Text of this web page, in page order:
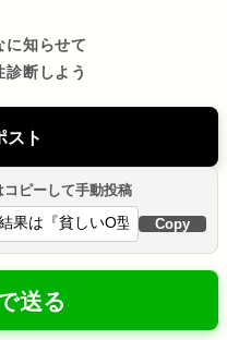
に知らせて
断しよう
スト
ピーして手動投稿
Copy
送る